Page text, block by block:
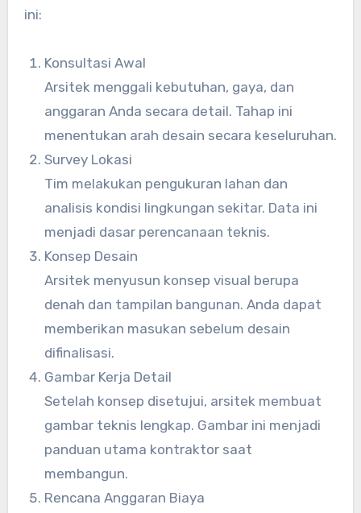
ini:
Konsultasi Awal
Arsitek menggali kebutuhan, gaya, dan
anggaran Anda secara detail. Tahap ini
menentukan arah desain secara keseluruhan.
Survey Lokasi
Tim melakukan pengukuran lahan dan
analisis kondisi lingkungan sekitar. Data ini
menjadi dasar perencanaan teknis.
Konsep Desain
Arsitek menyusun konsep visual berupa
denah dan tampilan bangunan. Anda dapat
memberikan masukan sebelum desain
difinalisasi.
Gambar Kerja Detail
Setelah konsep disetujui, arsitek membuat
gambar teknis lengkap. Gambar ini menjadi
panduan utama kontraktor saat
membangun.
Rencana Anggaran Biaya